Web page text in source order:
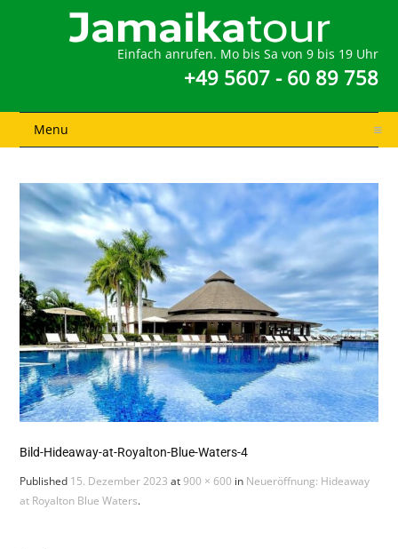
Einfach anrufen. Mo bis Sa von 9 bis 19 Uhr
+49 5607 - 60 89 758
Menu
Bild-Hideaway-at-Royalton-Blue-Waters-4
Published 15. Dezember 2023 at900 × 600 in Neueröffnung: Hideaway
at Royalton Blue Waters.